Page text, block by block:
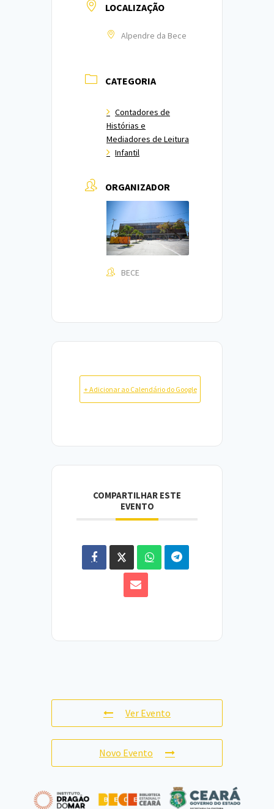
LOCALIZAÇÃO
Alpendre da Bece
CATEGORIA
Contadores de
Histórias e
Mediadores de Leitura
Infantil
ORGANIZADOR
BECE
+ Adicionar ao Calendário do Google
COMPARTILHAR ESTE
EVENTO
Ver Evento
Novo Evento